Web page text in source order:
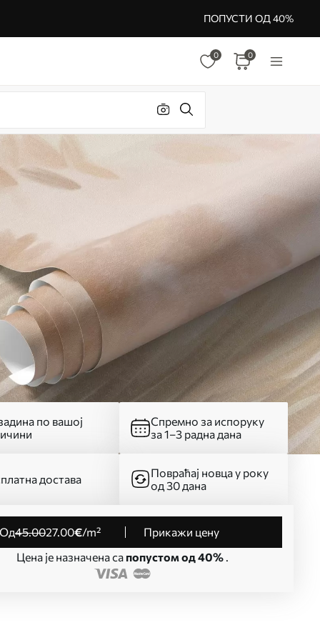
ПОПУСТИ ОД 40%
0 0
по вашој
Спремно за испоруку
за 1–3 радна дана
достава
Повраћај новца у року
од 30 дана
од45.0027.00€/m²
Прикажи цену
Цена је назначена са попустом од 40%.